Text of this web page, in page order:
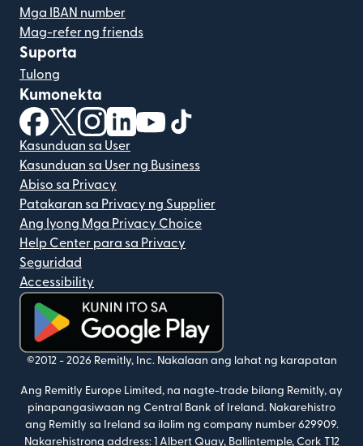
Mga IBAN number
Mag-refer ng friends
Suporta
Tulong
Kumonekta
(bubukas sa bagong window)
(bubukas sa bagong window)
(bubukas sa bagong window)
(bubukas sa bagong window)
(bubukas sa bagong window)
Kasunduan sa User
Kasunduan sa User ng Business
Abiso sa Privacy
Patakaran sa Privacy ng Supplier
Ang Iyong Mga Privacy Choice
Help Center para sa Privacy
Seguridad
Accessibility
(bubukas sa bagong window)
©2012 - 2026 Remitly, Inc. Nakalaan ang lahat ng karapatan
Ang Remitly Europe Limited, na nagte-trade bilang Remitly, ay
pinapangasiwaan ng Central Bank of Ireland. Nakarehistro
ang Remitly sa Ireland sa ilalim ng company number 629909.
Nakarehistrong address: 1 Albert Quay, Ballintemple, Cork T12